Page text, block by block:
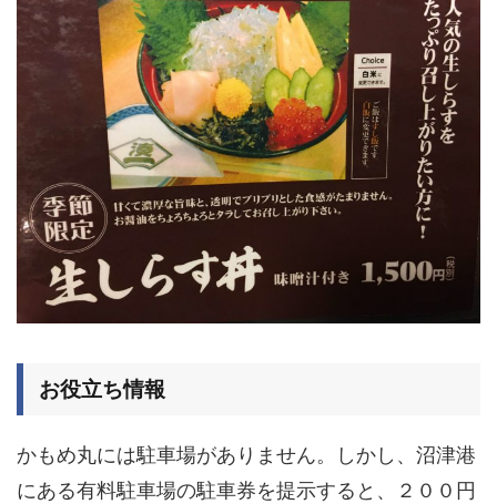
お役立ち情報
かもめ丸には駐車場がありません。しかし、沼津港
にある有料駐車場の駐車券を提示すると、２００円